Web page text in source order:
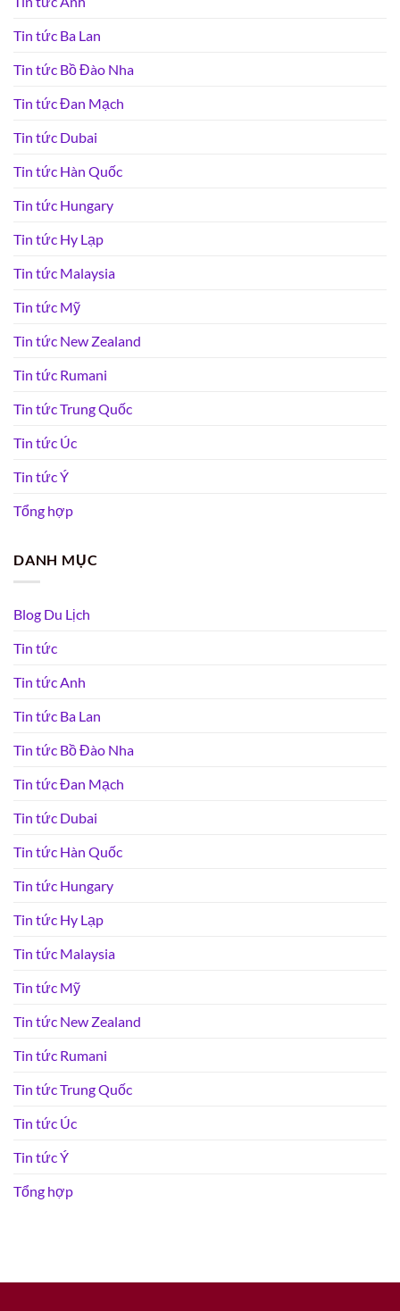
Tin tức Ba Lan
Tin tức Bồ Đào Nha
Tin tức Đan Mạch
Tin tức Dubai
Tin tức Hàn Quốc
Tin tức Hungary
Tin tức Hy Lạp
Tin tức Malaysia
Tin tức Mỹ
Tin tức New Zealand
Tin tức Rumani
Tin tức Trung Quốc
Tin tức Úc
Tin tức Ý
Tổng hợp
DANH MỤC
Blog Du Lịch
Tin tức
Tin tức Anh
Tin tức Ba Lan
Tin tức Bồ Đào Nha
Tin tức Đan Mạch
Tin tức Dubai
Tin tức Hàn Quốc
Tin tức Hungary
Tin tức Hy Lạp
Tin tức Malaysia
Tin tức Mỹ
Tin tức New Zealand
Tin tức Rumani
Tin tức Trung Quốc
Tin tức Úc
Tin tức Ý
Tổng hợp